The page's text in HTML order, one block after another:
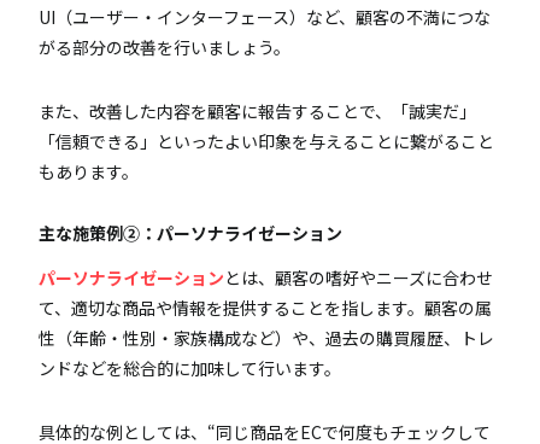
UI（ユーザー・インターフェース）など、顧客の不満につな
がる部分の改善を行いましょう。
また、改善した内容を顧客に報告することで、「誠実だ」
「信頼できる」といったよい印象を与えることに繋がること
もあります。
主な施策例②：パーソナライゼーション
パーソナライゼーションとは、顧客の嗜好やニーズに合わせ
て、適切な商品や情報を提供することを指します。顧客の属
性（年齢・性別・家族構成など）や、過去の購買履歴、トレ
ンドなどを総合的に加味して行います。
具体的な例としては、“同じ商品をECで何度もチェックして